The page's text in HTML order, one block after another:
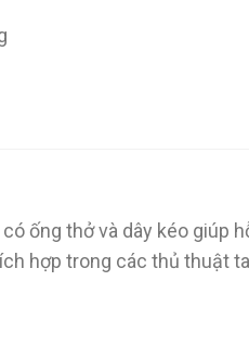
ống thở và dây kéo giúp
hợp trong các thủ thuật